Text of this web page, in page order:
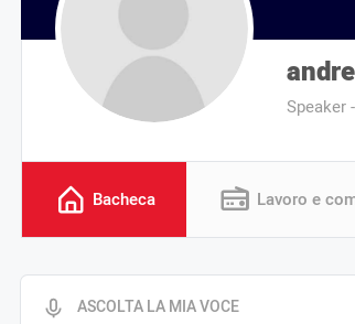
Speaker
Bacheca Lavoro e
ASCOLTA LA MIA VOCE